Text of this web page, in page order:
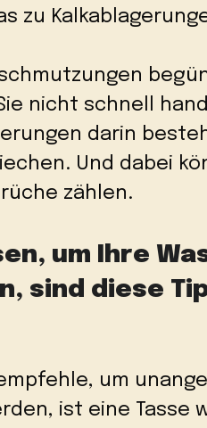
zu
nicht schnell
darin
Und dabei
zählen.
um Ihre
sind diese
um
ist eine Tasse